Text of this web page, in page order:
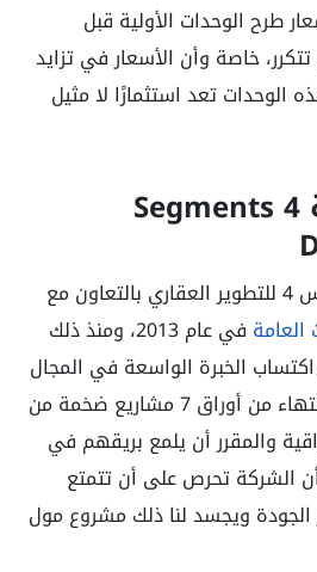
طرح الوحدات الأولية قبل
خاصة وأن الأسعار في تزايد
الوحدات تعد استثمارًا لا مثيل
نبذة عن شركة Segments 4
مع
في عام 2013، ومنذ ذلك
الخبرة الواسعة في المجال
العقاري، مما أهلها للانتهاء من أوراق 7 مشاريع ضخمة من
والمقرر أن يلمع بريقهم في
الشركة تحرص على أن تتمتع
الجودة ويجسد لنا ذلك مشروع مول